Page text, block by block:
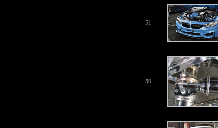
51
50